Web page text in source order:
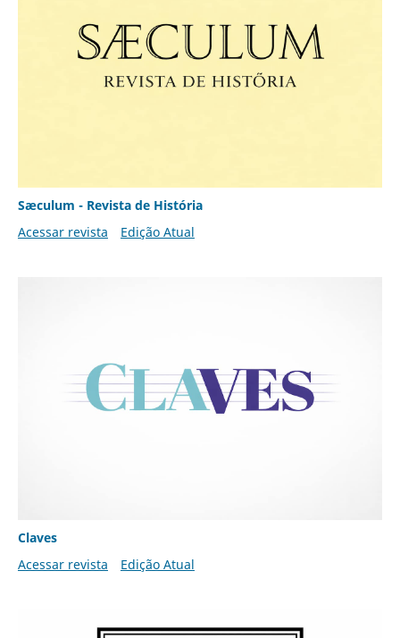
Sæculum - Revista de História
Acessar revista
Edição Atual
Claves
Acessar revista
Edição Atual